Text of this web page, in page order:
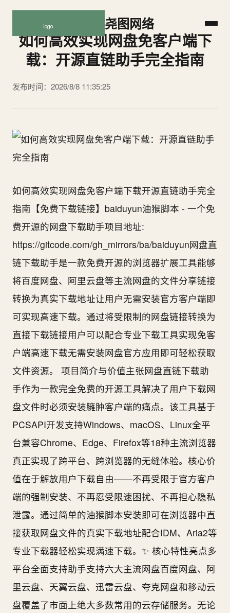
尧图网络
如何高效实现网盘免客户端下
载：开源直链助手完全指南
发布时间：2026/8/8 11:35:25
如何高效实现网盘免客户端下载开源直链助手完全
指南【免费下载链接】baiduyun油猴脚本 - 一个免
费开源的网盘下载助手项目地址:
https://gitcode.com/gh_mirrors/ba/baiduyun网盘直
链下载助手是一款免费开源的浏览器扩展工具能够
将百度网盘、阿里云盘等主流网盘的文件分享链接
转换为真实下载地址让用户无需安装官方客户端即
可实现高速下载。通过将受限制的网盘链接转换为
直接下载链接用户可以配合专业下载工具实现免客
户端高速下载无需安装网盘官方应用即可轻松获取
文件资源。 项目简介与价值主张网盘直链下载助
手作为一款完全免费的开源工具解决了用户下载网
盘文件时必须安装臃肿客户端的痛点。该工具基于
PCSAPI开发支持Windows、macOS、Linux全平
台兼容Chrome、Edge、Firefox等18种主流浏览器
真正实现了跨平台、跨浏览器的无缝体验。核心价
值在于解放用户下载自由——不再受限于官方客户
端的强制安装、不再忍受限速困扰、不再担心隐私
泄露。通过简单的油猴脚本安装即可在浏览器中直
接获取网盘文件的真实下载地址配合IDM、Aria2等
专业下载器轻松实现满速下载。✨ 核心特性亮点多
平台全面支持助手支持六大主流网盘百度网盘、阿
里云盘、天翼云盘、迅雷云盘、夸克网盘和移动云
盘覆盖了市面上绝大多数常用的云存储服务。无论